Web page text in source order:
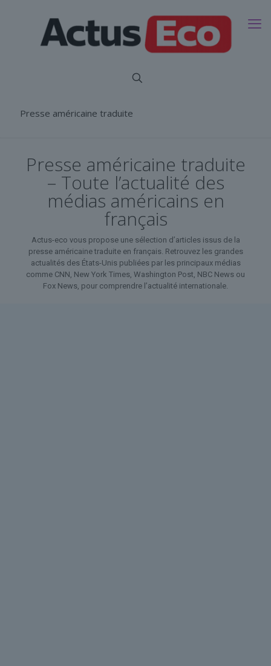
Presse américaine traduite
Presse américaine traduite
– Toute l’actualité des
médias américains en
français
Actus-eco vous propose une sélection d’articles issus de la
presse américaine traduite en français. Retrouvez les grandes
actualités des États-Unis publiées par les principaux médias
comme CNN, New York Times, Washington Post, NBC News ou
Fox News, pour comprendre l’actualité internationale.